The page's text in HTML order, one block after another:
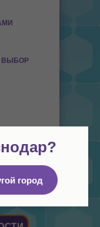
город
ВЫБОР
ЦИФРОВАЯ